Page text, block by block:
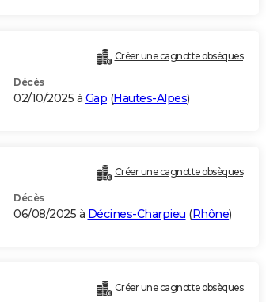
Créer une cagnotte obsèques
Décès
02/10/2025 à Gap (Hautes-Alpes)
Créer une cagnotte obsèques
Décès
06/08/2025 à Décines-Charpieu (Rhône)
Créer une cagnotte obsèques